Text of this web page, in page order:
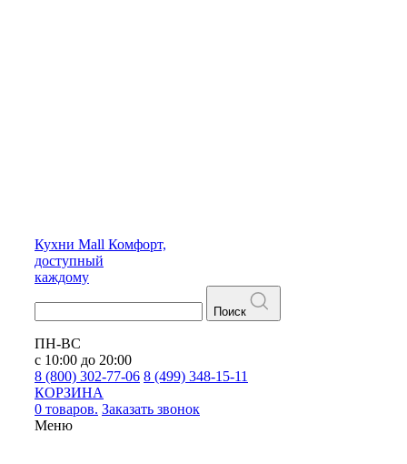
Кухни Mall Комфорт,
доступный
каждому
Поиск
ПН-ВС
с 10:00 до 20:00
8 (800) 302-77-06 8 (499) 348-15-11
КОРЗИНА
0 товаров. Заказать звонок
Меню